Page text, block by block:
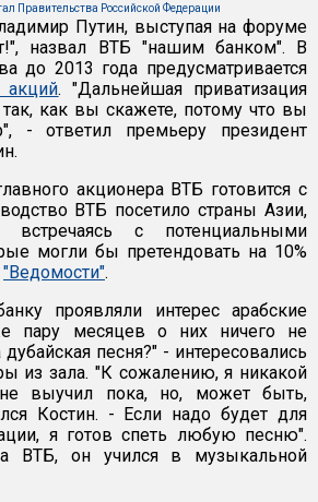
Правительства Российской Федерации
Путин, выступая на форуме
назвал ВТБ "нашим банком". В
до 2013 года предусматривается
акций. "Дальнейшая приватизация
так, как вы скажете, потому что вы
- ответил премьеру президент
акционера ВТБ готовится с
ВТБ посетило страны Азии,
с потенциальными
могли бы претендовать на 10%
"Ведомости".
проявляли интерес арабские
пару месяцев о них ничего не
песня?" - интересовались
из зала. "К сожалению, я никакой
выучил пока, но, может быть,
Костин. - Если надо будет для
я готов спеть любую песню".
ВТБ, он учился в музыкальной